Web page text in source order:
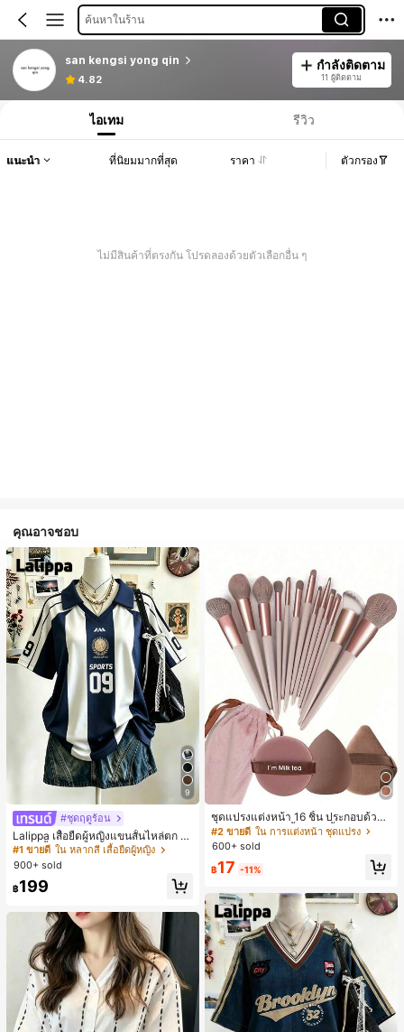
ค้นหาในร้าน
san kengsi yong qin
4.82
กำลังติดตาม
11 ผู้ติดตาม
ไอเทม รีวิว
แนะนำ ที่นิยมมากที่สุด ราคา ตัวกรอง
ไม่มีสินค้าที่ตรงกัน โปรดลองด้วยตัวเลือกอื่น ๆ
คุณอาจชอบ
9
#ชุดฤดูร้อน
Lalippa เสื้อยืดผู้หญิงแขนสั้นไหล่ตก ค
อวีปกเสื้อ ลายพิมพ์ดิจิทัลลายทาง สไตล์
สปอร์ตแฟชั่นมินิมอล ของขวัญสำหรับเ
พื่อน
#1 ขายดี ใน หลากสี เสื้อยืดผู้หญิง
30+ พูดว่า "คุณภาพเนื้อผ้าดี"
#1 ขายดี ใน หลากสี เสื้อยืดผู้หญิง
30+ พูดว่า "คุณภาพเนื้อผ้าดี"
#1 ขายดี ใน หลากสี เสื้อยืดผู้หญิง
30+ พูดว่า "คุณภาพเนื้อผ้าดี"
#1 ขายดี
900+ sold
฿199
ชุดแปรงแต่งหน้า 16 ชิ้น ประกอบด้วยแ
ปรงแต่งหน้า 13 ชิ้น, ฟองน้ำแต่งหน้ารู
ปหยดน้ำ 1 ชิ้น, แปรงแป้งรองพื้นกลม 1
1 ชิ้น - ชุดคลาสสิก ทำจากขนสังเคราะ
หญิงและเด็กผู้หญิง เหมาะสำหรับฤดูใบ
ไม้ร่วงและฤดูหนาว
#2 ขายดี ใน การแต่งหน้า ชุดแปรง
600+ sold
฿17 -11%